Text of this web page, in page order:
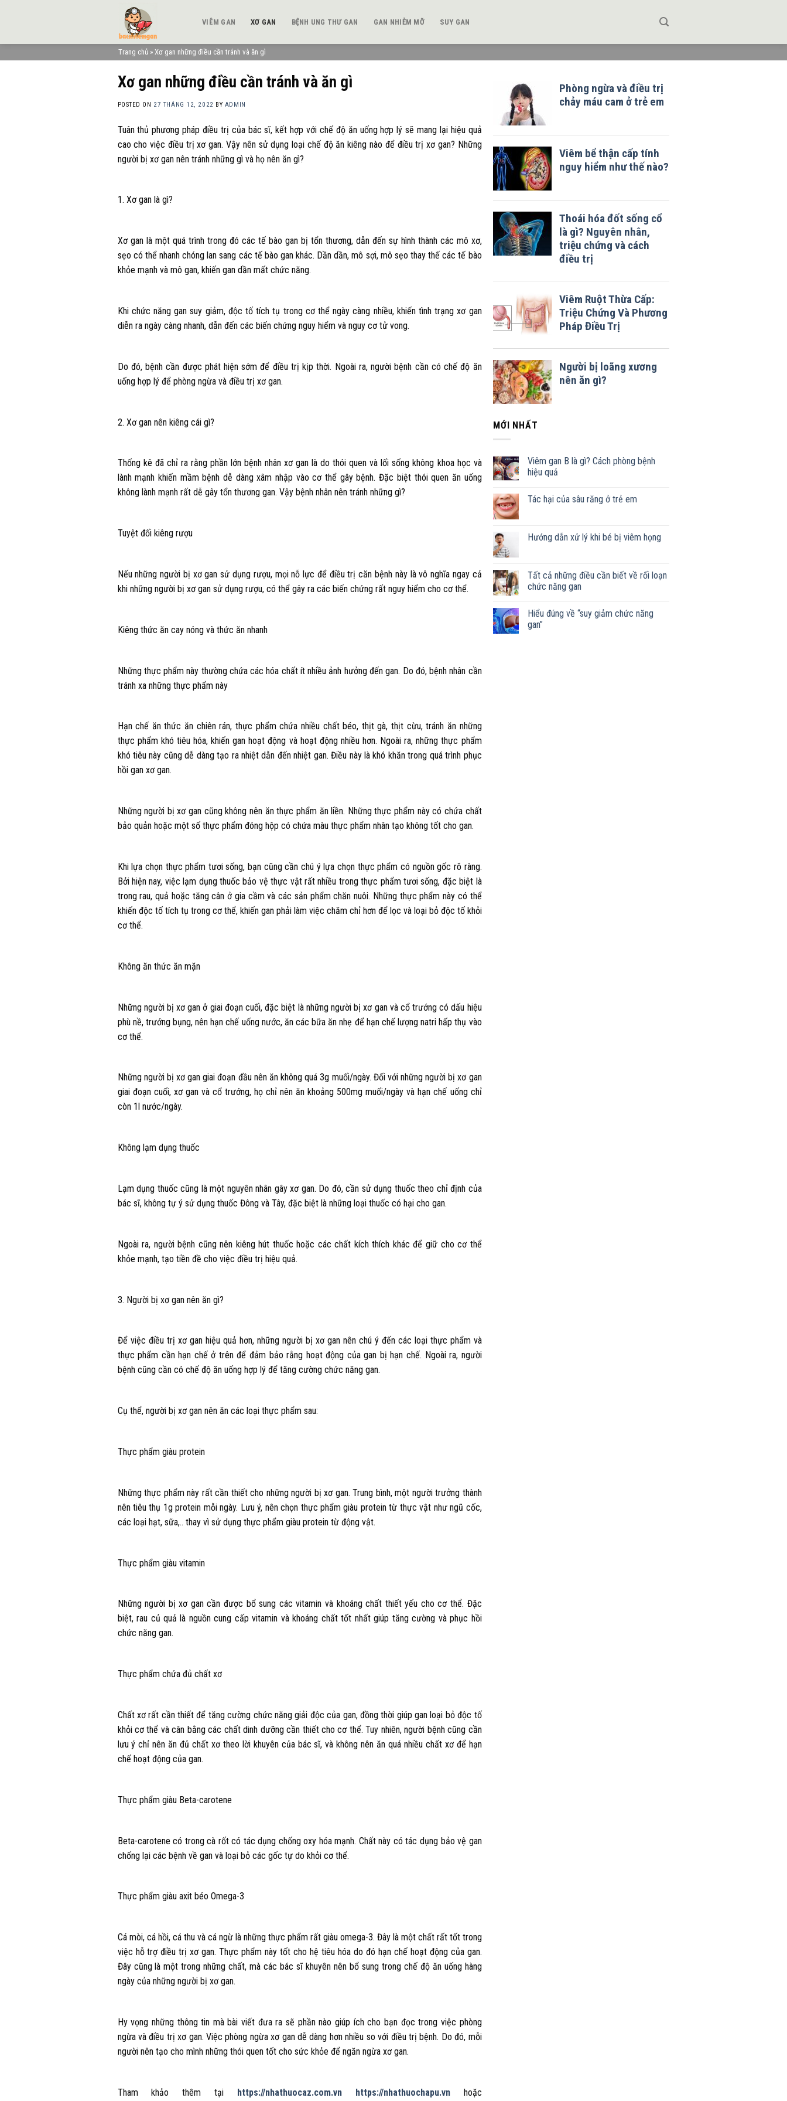
VIÊM GAN XƠ GAN BỆNH UNG THƯ GAN GAN NHIỄM MỠ SUY GAN
Trang chủ » Xơ gan những điều cần tránh và ăn gì
Xơ gan những điều cần tránh và ăn gì
POSTED ON 27 THÁNG 12, 2022 BY ADMIN
Tuân thủ phương pháp điều trị của bác sĩ, kết hợp với chế độ ăn uống hợp lý sẽ mang lại hiệu quả
cao cho việc điều trị xơ gan. Vậy nên sử dụng loại chế độ ăn kiêng nào để điều trị xơ gan? Những
người bị xơ gan nên tránh những gì và họ nên ăn gì?
1. Xơ gan là gì?
Xơ gan là một quá trình trong đó các tế bào gan bị tổn thương, dẫn đến sự hình thành các mô xơ,
sẹo có thể nhanh chóng lan sang các tế bào gan khác. Dần dần, mô sợi, mô sẹo thay thế các tế bào
khỏe mạnh và mô gan, khiến gan dần mất chức năng.
Khi chức năng gan suy giảm, độc tố tích tụ trong cơ thể ngày càng nhiều, khiến tình trạng xơ gan
diễn ra ngày càng nhanh, dẫn đến các biến chứng nguy hiểm và nguy cơ tử vong.
Do đó, bệnh cần được phát hiện sớm để điều trị kịp thời. Ngoài ra, người bệnh cần có chế độ ăn
uống hợp lý để phòng ngừa và điều trị xơ gan.
2. Xơ gan nên kiêng cái gì?
Thống kê đã chỉ ra rằng phần lớn bệnh nhân xơ gan là do thói quen và lối sống không khoa học và
lành mạnh khiến mầm bệnh dễ dàng xâm nhập vào cơ thể gây bệnh. Đặc biệt thói quen ăn uống
không lành mạnh rất dễ gây tổn thương gan. Vậy bệnh nhân nên tránh những gì?
Tuyệt đối kiêng rượu
Nếu những người bị xơ gan sử dụng rượu, mọi nỗ lực để điều trị căn bệnh này là vô nghĩa ngay cả
khi những người bị xơ gan sử dụng rượu, có thể gây ra các biến chứng rất nguy hiểm cho cơ thể.
Kiêng thức ăn cay nóng và thức ăn nhanh
Những thực phẩm này thường chứa các hóa chất ít nhiều ảnh hưởng đến gan. Do đó, bệnh nhân cần
tránh xa những thực phẩm này
Hạn chế ăn thức ăn chiên rán, thực phẩm chứa nhiều chất béo, thịt gà, thịt cừu, tránh ăn những
thực phẩm khó tiêu hóa, khiến gan hoạt động và hoạt động nhiều hơn. Ngoài ra, những thực phẩm
khó tiêu này cũng dễ dàng tạo ra nhiệt dẫn đến nhiệt gan. Điều này là khó khăn trong quá trình phục
hồi gan xơ gan.
Những người bị xơ gan cũng không nên ăn thực phẩm ăn liền. Những thực phẩm này có chứa chất
bảo quản hoặc một số thực phẩm đóng hộp có chứa màu thực phẩm nhân tạo không tốt cho gan.
Khi lựa chọn thực phẩm tươi sống, bạn cũng cần chú ý lựa chọn thực phẩm có nguồn gốc rõ ràng.
Bởi hiện nay, việc lạm dụng thuốc bảo vệ thực vật rất nhiều trong thực phẩm tươi sống, đặc biệt là
trong rau, quả hoặc tăng cân ở gia cầm và các sản phẩm chăn nuôi. Những thực phẩm này có thể
khiến độc tố tích tụ trong cơ thể, khiến gan phải làm việc chăm chỉ hơn để lọc và loại bỏ độc tố khỏi
cơ thể.
Không ăn thức ăn mặn
Những người bị xơ gan ở giai đoạn cuối, đặc biệt là những người bị xơ gan và cổ trướng có dấu hiệu
phù nề, trướng bụng, nên hạn chế uống nước, ăn các bữa ăn nhẹ để hạn chế lượng natri hấp thụ vào
cơ thể.
Những người bị xơ gan giai đoạn đầu nên ăn không quá 3g muối/ngày. Đối với những người bị xơ gan
giai đoạn cuối, xơ gan và cổ trướng, họ chỉ nên ăn khoảng 500mg muối/ngày và hạn chế uống chỉ
còn 1l nước/ngày.
Không lạm dụng thuốc
Lạm dụng thuốc cũng là một nguyên nhân gây xơ gan. Do đó, cần sử dụng thuốc theo chỉ định của
bác sĩ, không tự ý sử dụng thuốc Đông và Tây, đặc biệt là những loại thuốc có hại cho gan.
Ngoài ra, người bệnh cũng nên kiêng hút thuốc hoặc các chất kích thích khác để giữ cho cơ thể
khỏe mạnh, tạo tiền đề cho việc điều trị hiệu quả.
3. Người bị xơ gan nên ăn gì?
Để việc điều trị xơ gan hiệu quả hơn, những người bị xơ gan nên chú ý đến các loại thực phẩm và
thực phẩm cần hạn chế ở trên để đảm bảo rằng hoạt động của gan bị hạn chế. Ngoài ra, người
bệnh cũng cần có chế độ ăn uống hợp lý để tăng cường chức năng gan.
Cụ thể, người bị xơ gan nên ăn các loại thực phẩm sau:
Thực phẩm giàu protein
Những thực phẩm này rất cần thiết cho những người bị xơ gan. Trung bình, một người trưởng thành
nên tiêu thụ 1g protein mỗi ngày. Lưu ý, nên chọn thực phẩm giàu protein từ thực vật như ngũ cốc,
các loại hạt, sữa,.. thay vì sử dụng thực phẩm giàu protein từ động vật.
Thực phẩm giàu vitamin
Những người bị xơ gan cần được bổ sung các vitamin và khoáng chất thiết yếu cho cơ thể. Đặc
biệt, rau củ quả là nguồn cung cấp vitamin và khoáng chất tốt nhất giúp tăng cường và phục hồi
chức năng gan.
Thực phẩm chứa đủ chất xơ
Chất xơ rất cần thiết để tăng cường chức năng giải độc của gan, đồng thời giúp gan loại bỏ độc tố
khỏi cơ thể và cân bằng các chất dinh dưỡng cần thiết cho cơ thể. Tuy nhiên, người bệnh cũng cần
lưu ý chỉ nên ăn đủ chất xơ theo lời khuyên của bác sĩ, và không nên ăn quá nhiều chất xơ để hạn
chế hoạt động của gan.
Thực phẩm giàu Beta-carotene
Beta-carotene có trong cà rốt có tác dụng chống oxy hóa mạnh. Chất này có tác dụng bảo vệ gan
chống lại các bệnh về gan và loại bỏ các gốc tự do khỏi cơ thể.
Thực phẩm giàu axit béo Omega-3
Cá mòi, cá hồi, cá thu và cá ngừ là những thực phẩm rất giàu omega-3. Đây là một chất rất tốt trong
việc hỗ trợ điều trị xơ gan. Thực phẩm này tốt cho hệ tiêu hóa do đó hạn chế hoạt động của gan.
Đây cũng là một trong những chất, mà các bác sĩ khuyên nên bổ sung trong chế độ ăn uống hàng
ngày của những người bị xơ gan.
Hy vọng những thông tin mà bài viết đưa ra sẽ phần nào giúp ích cho bạn đọc trong việc phòng
ngừa và điều trị xơ gan. Việc phòng ngừa xơ gan dễ dàng hơn nhiều so với điều trị bệnh. Do đó, mỗi
người nên tạo cho mình những thói quen tốt cho sức khỏe để ngăn ngừa xơ gan.
Tham khảo thêm tại https://nhathuocaz.com.vn https://nhathuochapu.vnhoặc
MỚI NHẤT
Viêm gan B là gì? Cách phòng bệnh
hiệu quả
Tác hại của sâu răng ở trẻ em
Hướng dẫn xử lý khi bé bị viêm họng
Tất cả những điều cần biết về rối loạn
chức năng gan
Hiểu đúng về “suy giảm chức năng
gan”